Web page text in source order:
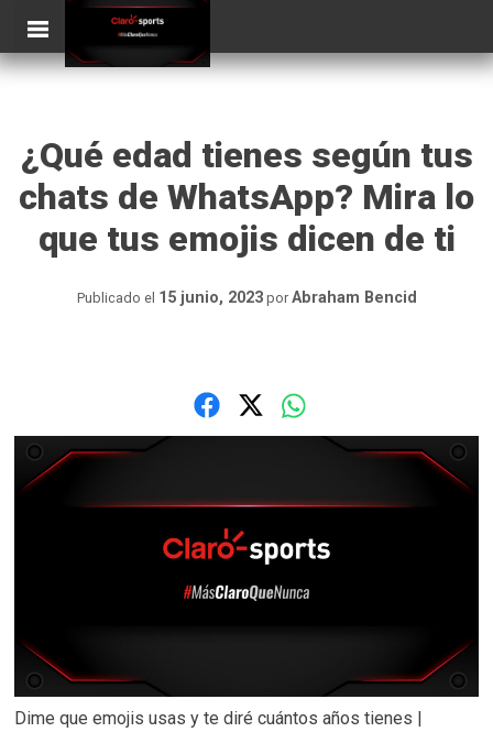
content
ClaroSports
¿Qué edad tienes según tus
chats de WhatsApp? Mira lo
que tus emojis dicen de ti
Publicado el 15 junio, 2023por Abraham Bencid
Dime que emojis usas y te diré cuántos años tienes |